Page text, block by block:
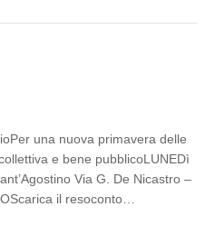
una nuova primavera delle
e bene pubblicoLUNEDì
Via G. De Nicastro –
il resoconto…